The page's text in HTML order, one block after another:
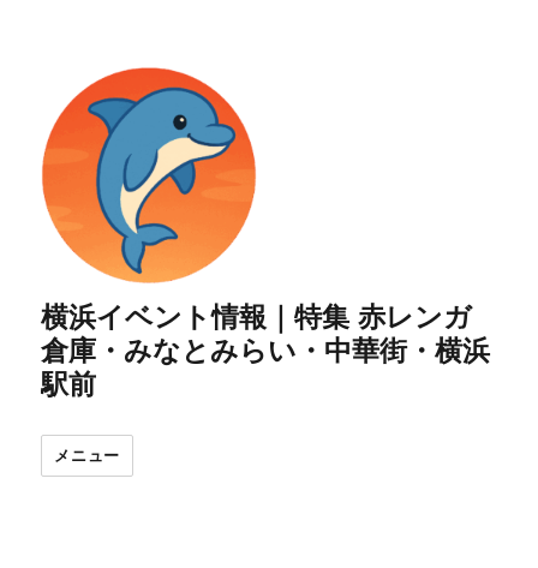
横浜イベント情報｜特集 赤レンガ
倉庫・みなとみらい・中華街・横浜
駅前
メニュー